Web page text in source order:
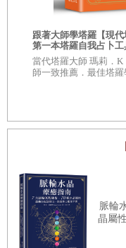
伊斯蘭教對耶穌的看
爭即極力駁斥那些不
切主張，最後在公元
Nicaea）中達成了「
聖靈三個位格，在不
教」（book religions
一本或一組經典之上
拉》（Torah
跟著大師學塔羅【現
第一本塔羅自我占卜工
當代塔羅大師 瑪莉．K
師一致推薦．最佳塔
脈輪
晶屬